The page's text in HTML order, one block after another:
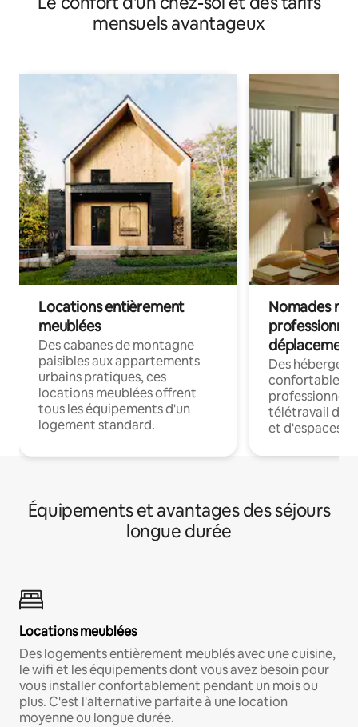
mensuels avantageux
Locations entièrement
meublées
Des cabanes de montagne
paisibles aux appartements
urbains pratiques, ces
locations meublées offrent
tous les équipements d'un
logement standard.
Nomades
déplacement
Des
confortables
professionnels
télétravail
et d'espaces
Équipements et avantages des séjours
longue durée
Locations meublées
Des logements entièrement meublés avec une cuisine,
le wifi et les équipements dont vous avez besoin pour
vous installer confortablement pendant un mois ou
plus. C'est l'alternative parfaite à une location
moyenne ou longue durée.